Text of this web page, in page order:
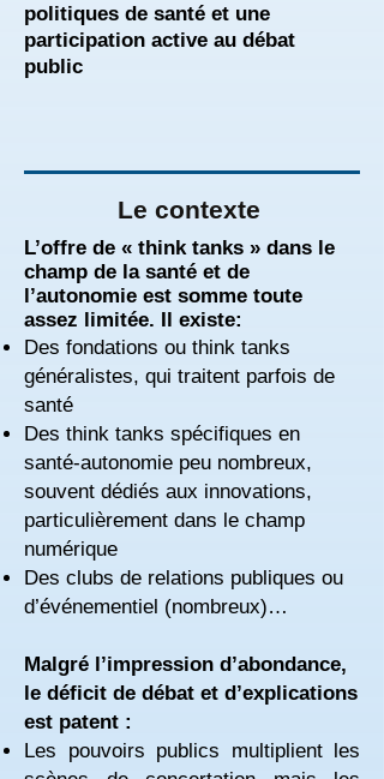
politiques de santé et une
participation active au débat
public
Le contexte
L’offre de « think tanks » dans le
champ de la santé et de
l’autonomie est somme toute
assez limitée. Il existe:
Des fondations ou think tanks
généralistes, qui traitent parfois de
santé
Des think tanks spécifiques en
santé-autonomie peu nombreux,
souvent dédiés aux innovations,
particulièrement dans le champ
numérique
Des clubs de relations publiques ou
d’événementiel (nombreux)…
Malgré l’impression d’abondance,
le déficit de débat et d’explications
est patent :
Les pouvoirs publics multiplient les